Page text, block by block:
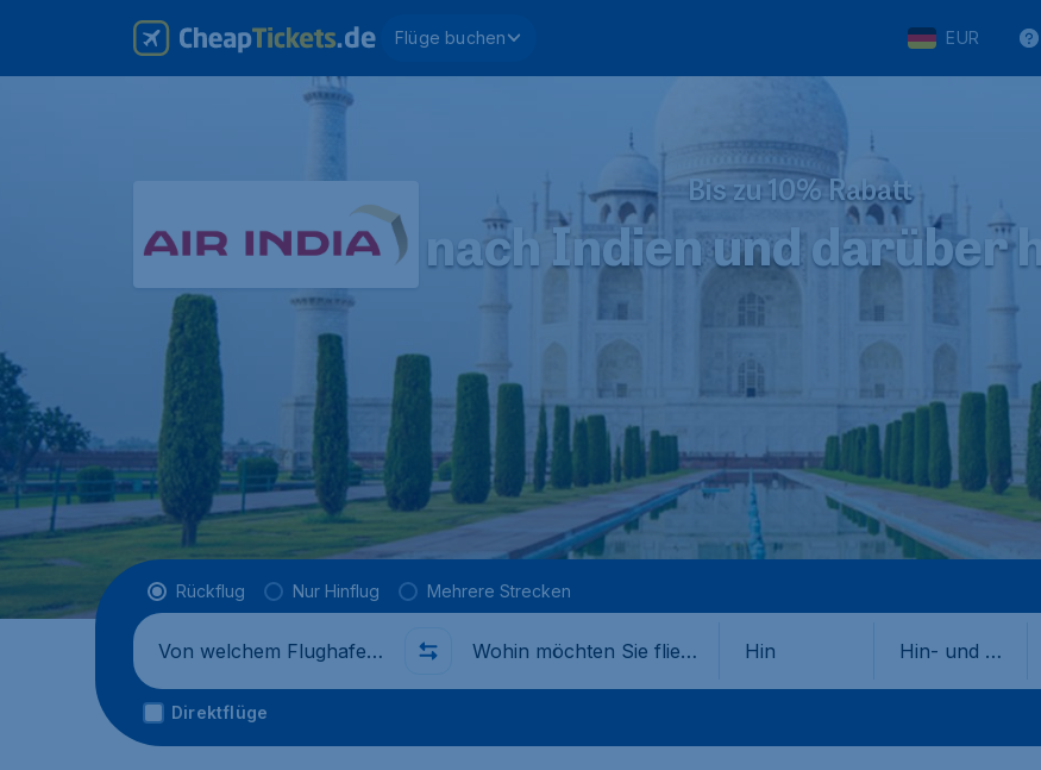
Flüge buchen EUR
Bis zu 10% Rabatt
nach Indien und darüber
Flugtyp
Rückflug Nur Hinflug Mehrere Strecken
Abflug von Wohin Hin
Hin- und Rü
Direktflüge